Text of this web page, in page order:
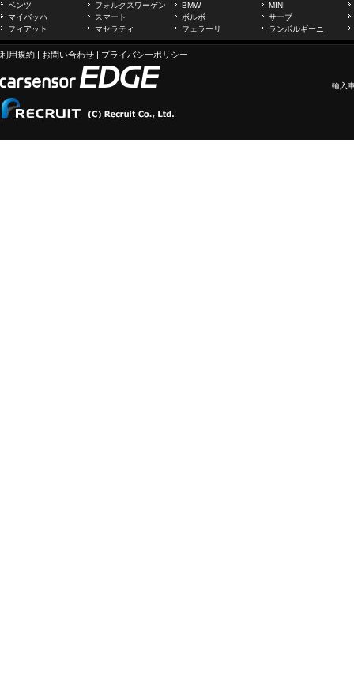
ベンツ フォルクスワーゲン BMW
MINI
マイバッハ
スマート ボルボ
サーブ
フィアット
マセラティ フェラーリ ランボルギーニ
利用規約 | お問い合わせ | プライバシーポリシー
輸入